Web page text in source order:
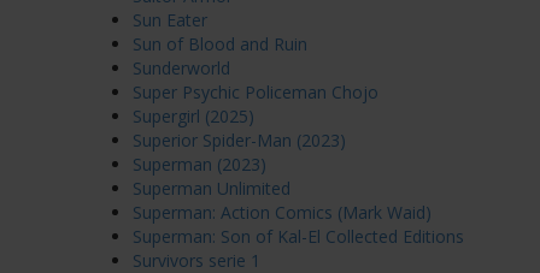
Sun Eater
Sun of Blood and Ruin
Sunderworld
Super Psychic Policeman Chojo
Supergirl (2025)
Superior Spider-Man (2023)
Superman (2023)
Superman Unlimited
Superman: Action Comics (Mark Waid)
Superman: Son of Kal-El Collected Editions
Survivors serie 1